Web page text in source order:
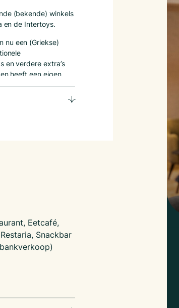
(bekende) winkels
en de Intertoys.
nu een (Griekse)
en verdere extra’s
heeft een eigen
en opnieuw
rondom het
en de
Eetcafé,
Snackbar